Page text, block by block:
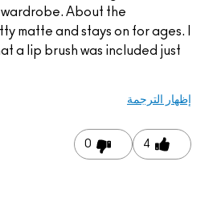
wardrobe. About the
matte and stays on for ages. I
a lip brush was included just
إظهار الترجمة
4
0